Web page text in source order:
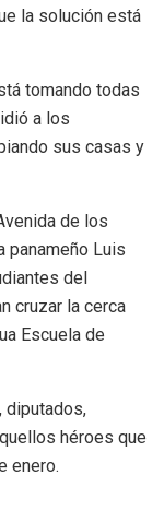
la solución está
tomando todas
a los
sus casas y
de los
panameño Luis
del
cruzar la cerca
Escuela de
diputados,
héroes que
enero.